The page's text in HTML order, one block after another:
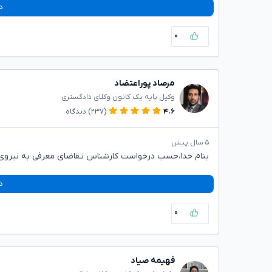
۰
مرصاد پوراعتضاد
وکیل پایه یک کانون وکلای دادگستری
۴.۶
(۲۳۷) دیدگاه
۵ سال پیش
بنام خدا،حسب درخواست کارشناس تقاضای معرفی به
۰
فهیمه صیاد